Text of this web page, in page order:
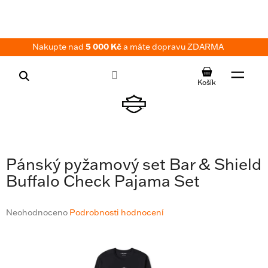
Nakupte nad 5 000 Kča máte dopravu ZDARMA
NÁKUPNÍ
KOŠÍK
Pánský pyžamový set Bar & Shield
Buffalo Check Pajama Set
Průměrné
Neohodnoceno Podrobnosti hodnocení